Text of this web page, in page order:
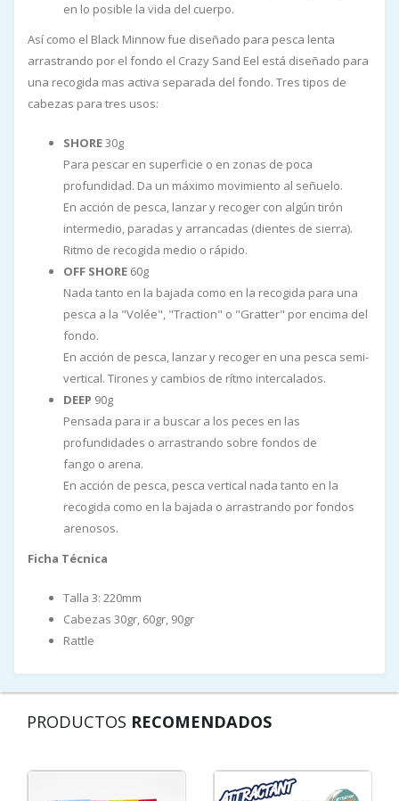
en lo posible la vida del cuerpo.
Así como el Black Minnow fue diseñado para pesca lenta
arrastrando por el fondo el Crazy Sand Eel está diseñado para
una recogida mas activa separada del fondo. Tres tipos de
cabezas para tres usos:
SHORE30g
Para pescar en superficie o en zonas de poca
profundidad. Da un máximo movimiento al señuelo.
En acción de pesca, lanzar y recoger con algún tirón
intermedio, paradas y arrancadas (dientes de sierra).
Ritmo de recogida medio o rápido.
OFF SHORE 60g
Nada tanto en la bajada como en la recogida para una
pesca a la "Volée", "Traction" o "Gratter" por encima del
fondo.
En acción de pesca, lanzar y recoger en una pesca semi-
vertical. Tirones y cambios de rítmo intercalados.
DEEP 90g
Pensada para ir a buscar a los peces en las
profundidades o arrastrando sobre fondos de
fango o arena.
En acción de pesca, pesca vertical nada tanto en la
recogida como en la bajada o arrastrando por fondos
arenosos.
Ficha Técnica
Talla 3: 220mm
Cabezas 30gr, 60gr, 90gr
Rattle
PRODUCTOS RECOMENDADOS